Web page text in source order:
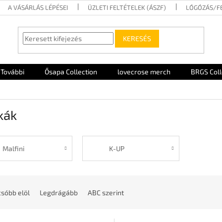
A VÁSÁRLÁS LÉPÉSEI ÜZLETI FELTÉTELEK (ÁSZF) LÓGÓZÁS/
KERESÉS
További Ősapa Collection lovecrose merch BRGS
Malfini K-UP
elöl Legdrágább ABC szerint